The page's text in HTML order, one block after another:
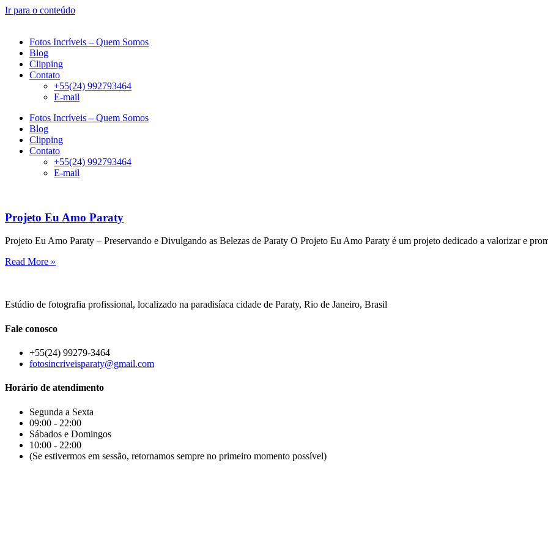
Ir para o conteúdo
Fotos Incríveis – Quem Somos
Blog
Clipping
Contato
+55(24) 992793464
E-mail
Fotos Incríveis – Quem Somos
Blog
Clipping
Contato
+55(24) 992793464
E-mail
Projeto Eu Amo Paraty
Projeto Eu Amo Paraty – Preservando e Divulgando as Belezas de Paraty O Projeto Eu Amo Paraty é um projeto dedicado a valorizar e
Read More »
Estúdio de fotografia profissional, localizado na paradisíaca cidade de Paraty, Rio de Janeiro, Brasil
Fale conosco
+55(24) 99279-3464
fotosincriveisparaty@gmail.com
Horário de atendimento
Segunda a Sexta
09:00 - 22:00
Sábados e Domingos
10:00 - 22:00
(Se estivermos em sessão, retornamos sempre no primeiro momento possível)